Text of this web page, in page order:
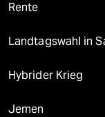
Rente
Landtagswahl in
Hybrider Krieg
Jemen